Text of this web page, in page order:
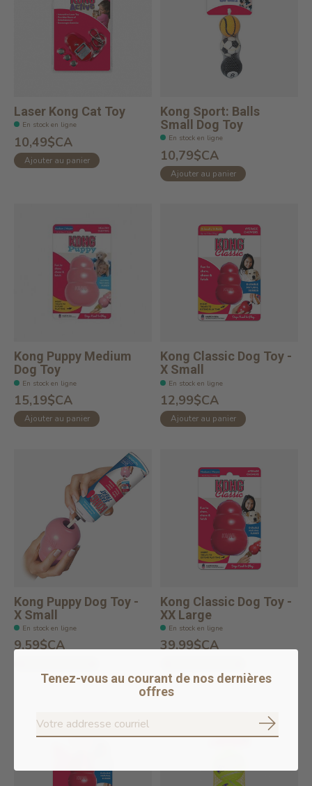
Laser Kong Cat Toy
En stock en ligne
10,49$CA
Ajouter au panier
Kong Sport: Balls
Small Dog Toy
En stock en ligne
10,79$CA
Ajouter au panier
Kong Puppy Medium
Dog Toy
En stock en ligne
15,19$CA
Ajouter au panier
Kong Classic Dog Toy -
X Small
En stock en ligne
12,99$CA
Ajouter au panier
Kong Puppy Dog Toy -
X Small
En stock en ligne
9,59$CA
Kong Classic Dog Toy -
XX Large
En stock en ligne
39,99$CA
Tenez-vous au courant de nos dernières
offres